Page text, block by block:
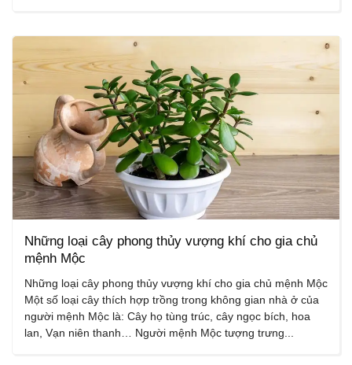
Những loại cây phong thủy vượng khí cho gia chủ
mệnh Mộc
Những loại cây phong thủy vượng khí cho gia chủ mệnh Mộc
Một số loại cây thích hợp trồng trong không gian nhà ở của
người mệnh Mộc là: Cây họ tùng trúc, cây ngọc bích, hoa
lan, Vạn niên thanh… Người mệnh Mộc tượng trưng...